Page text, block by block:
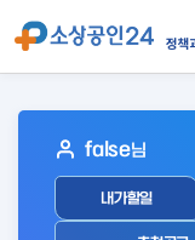
아
웃
로
false님
내가할일